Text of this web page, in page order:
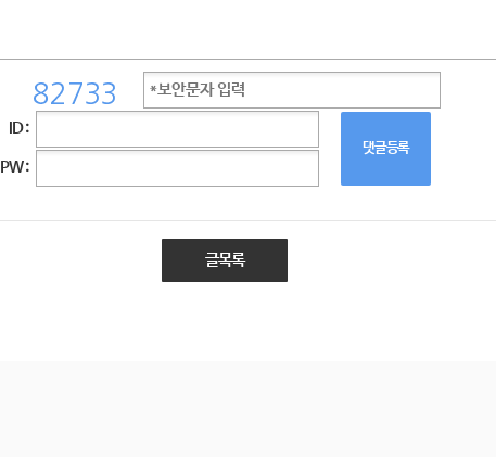
ID :
PW :
댓글등록
글목록